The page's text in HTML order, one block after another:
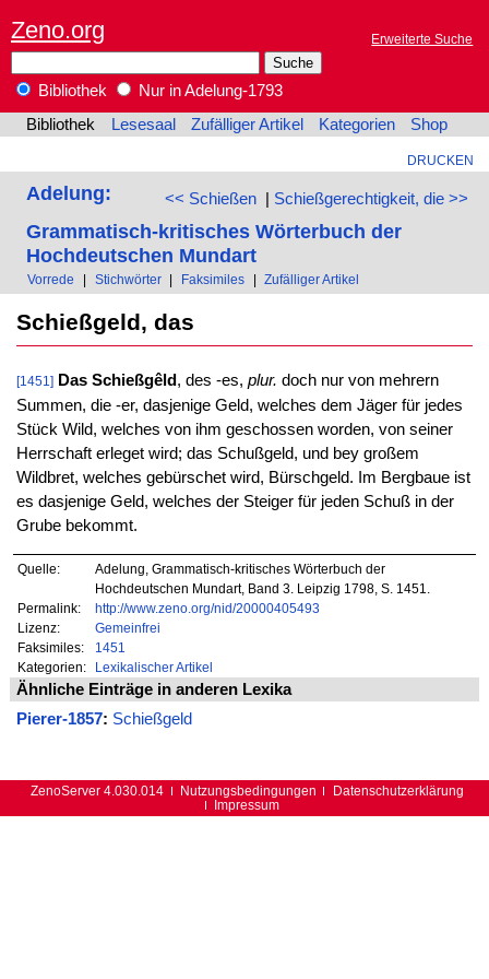
Zeno.org Erweiterte Suche
Bibliothek
Nur in Adelung-1793
Bibliothek
Lesesaal Zufälliger Artikel Kategorien Shop
DRUCKEN
<< Schießen| Schießgerechtigkeit, die >>
Adelung:
Grammatisch-kritisches Wörterbuch der
Hochdeutschen Mundart
Vorrede | Stichwörter | Faksimiles | Zufälliger Artikel
Schießgeld, das
[1451] Das Schießgêld , des -es, plur. doch nur von mehrern
Summen, die -er, dasjenige Geld, welches dem Jäger für jedes
Stück Wild, welches von ihm geschossen worden, von seiner
Herrschaft erleget wird; das Schußgeld, und bey großem
Wildbret, welches gebürschet wird, Bürschgeld. Im Bergbaue ist
es dasjenige Geld, welches der Steiger für jeden Schuß in der
Grube bekommt.
Quelle:
Adelung, Grammatisch-kritisches Wörterbuch der
Hochdeutschen Mundart, Band 3. Leipzig 1798, S. 1451.
Permalink:
http://www.zeno.org/nid/20000405493
Lizenz:
Gemeinfrei
Faksimiles:
1451
Kategorien:
Lexikalischer Artikel
Ähnliche Einträge in anderen Lexika
Pierer-1857: Schießgeld
ZenoServer 4.030.014 Nutzungsbedingungen
Datenschutzerklärung
Impressum